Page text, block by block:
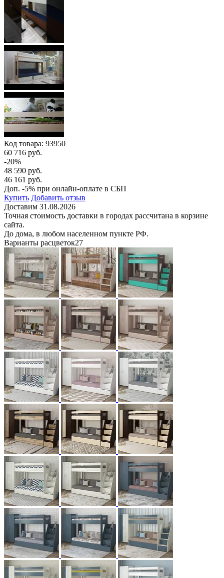
Код товара: 93950
60 716 руб.
-20%
48 590 руб.
46 161 руб.
Доп. -5% при онлайн-оплате в СБП
Купить Добавить отзыв
Доставим 31.08.2026
Точная стоимость доставки в городах рассчитана в корзине
сайта.
До дома, в любом населенном пункте РФ.
Варианты расцветок27